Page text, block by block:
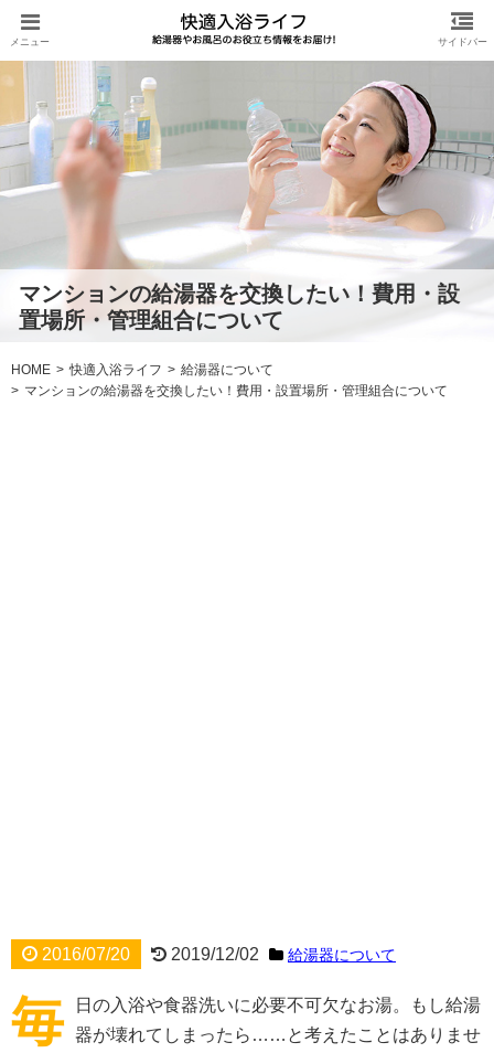
マンションの給湯器を交換したい！費用・設
置場所・管理組合について
HOME 快適入浴ライフ
給湯器について
マンションの給湯器を交換したい！費用・設置場所・管理組合について
2016/07/20 2019/12/02 給湯器について
毎
日の入浴や食器洗いに必要不可欠なお湯。もし給湯
器が壊れてしまったら……と考えたことはありませ